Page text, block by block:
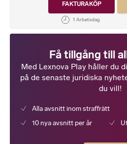
FAKTURAKÖP
Få tillgång till
Med Lexnova Play håller du
på de senaste juridiska
du vill!
Alla avsnitt inom straffrätt
10 nya avsnitt per år